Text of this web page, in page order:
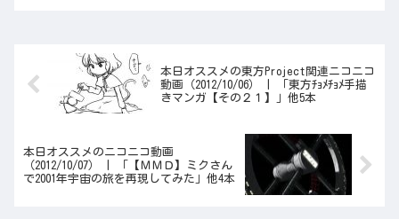
本日オススメの東方Project関連ニコニコ
動画（2012/10/06） | 「東方ﾁｮﾒﾁｮﾒ手描
きマンガ【その２１】」他5本
本日オススメのニコニコ動画
（2012/10/07） | 「【ＭＭＤ】ミクさん
で2001年宇宙の旅を再現してみた」他4本